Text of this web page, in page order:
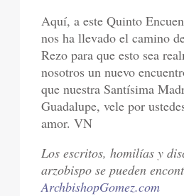
Aquí, a este Quinto
nos ha llevado el camino
Rezo para que esto sea
nosotros un nuevo
que nuestra Santísima
Guadalupe, vele por
amor. VN
Los escritos, homilías y
arzobispo se pueden
ArchbishopGomez.com